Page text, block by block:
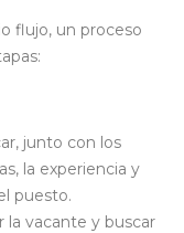
flujo, un proceso
junto con los
la experiencia y
puesto.
la vacante y buscar